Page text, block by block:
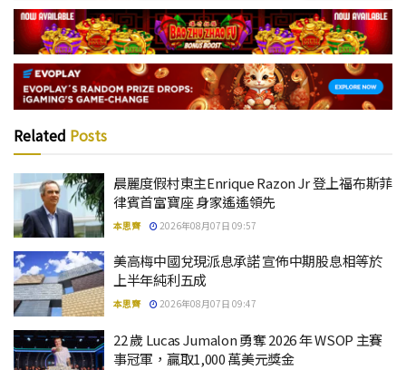
Related Posts
晨麗度假村東主Enrique Razon Jr 登上福布斯菲
律賓首富寶座 身家遙遙領先
本思齊 2026年08月07日 09:57
美高梅中國兌現派息承諾 宣佈中期股息相等於
上半年純利五成
本思齊 2026年08月07日 09:47
22 歲 Lucas Jumalon 勇奪 2026 年 WSOP 主賽
事冠軍，贏取1,000 萬美元獎金